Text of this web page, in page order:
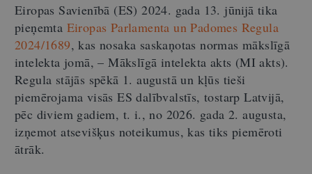
Eiropas Savienībā (ES) 2024. gada 13. jūnijā tika
pieņemta Eiropas Parlamenta un Padomes Regula
2024/1689, kas nosaka saskaņotas normas mākslīgā
intelekta jomā, – Mākslīgā intelekta akts (MI akts).
Regula stājās spēkā 1. augustā un kļūs tieši
piemērojama visās ES dalībvalstīs, tostarp Latvijā,
pēc diviem gadiem, t. i., no 2026. gada 2. augusta,
izņemot atsevišķus noteikumus, kas tiks piemēroti
ātrāk.